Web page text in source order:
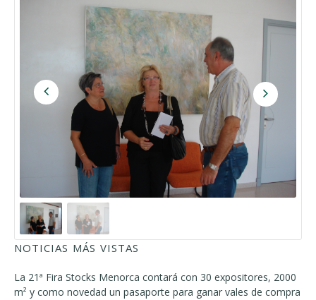
NOTICIAS MÁS VISTAS
La 21ª Fira Stocks Menorca contará con 30 expositores, 2000
m² y como novedad un pasaporte para ganar vales de compra